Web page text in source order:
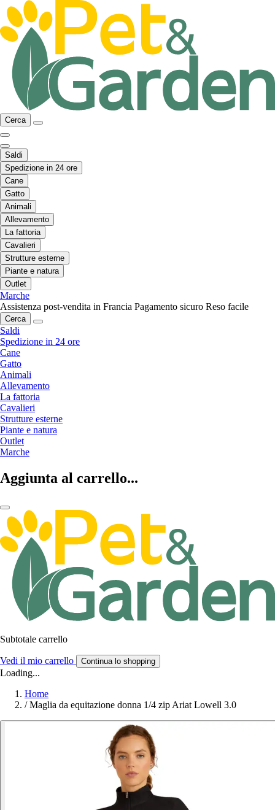
Cerca
Saldi
Spedizione in 24 ore
Cane
Gatto
Animali
Allevamento
La fattoria
Cavalieri
Strutture esterne
Piante e natura
Outlet
Marche
Assistenza post-vendita in Francia Pagamento sicuro Reso facile
Cerca
Saldi
Spedizione in 24 ore
Cane
Gatto
Animali
Allevamento
La fattoria
Cavalieri
Strutture esterne
Piante e natura
Outlet
Marche
Aggiunta al carrello...
Subtotale carrello
Vedi il mio carrello Continua lo shopping
Loading...
Home
/ Maglia da equitazione donna 1/4 zip Ariat Lowell 3.0